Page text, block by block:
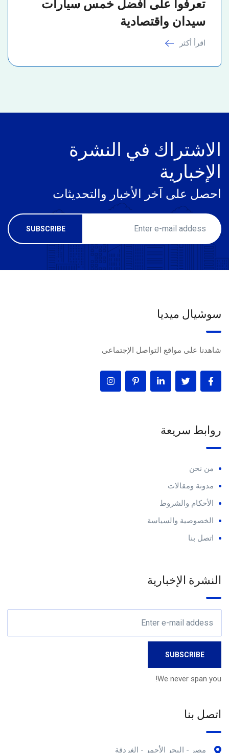
تعرفوا على أفضل خمس سيارات
سيدان واقتصادية
اقرأ أكثر
الاشتراك في النشرة
الإخبارية
احصل على آخر الأخبار والتحديثات
سوشيال ميديا
شاهدنا على مواقع التواصل الإجتماعى
روابط سريعة
من نحن
مدونة ومقالات
الأحكام والشروط
الخصوصية والسياسة
اتصل بنا
النشرة الإخبارية
We never span you!
اتصل بنا
مصر - البحر الأحمر - الغردقة